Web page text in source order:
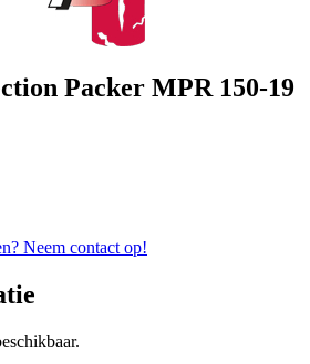
Packer MPR 150-19
Neem contact op!